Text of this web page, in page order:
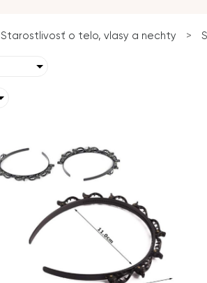
Starostlivosť o telo, vlasy a nechty >